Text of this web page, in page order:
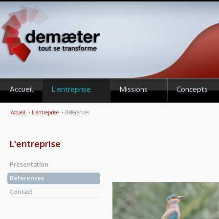
Accueil L'entreprise Missions Concepts
Accueil L'entreprise Références
L'entreprise
Présentation
Références
Contact